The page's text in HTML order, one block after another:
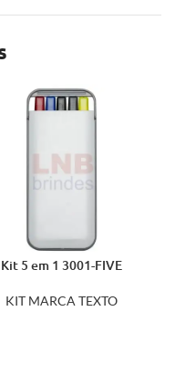
Kit 5 em 1 3001-FIVE
KIT MARCA TEXTO